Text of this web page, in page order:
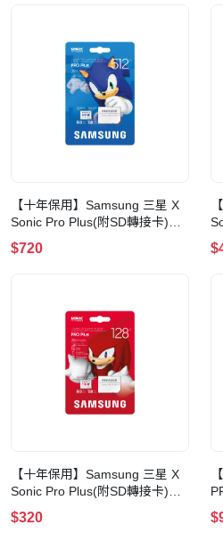
【十年保用】Samsung 三星 X
Sonic Pro Plus(附SD轉接卡)
microSD 記憶卡(512GB-索尼
克)
$720
【十年保用】Samsung 三星 X
Sonic Pro Plus(附SD轉接卡)
microSD 記憶卡(128GB-納克魯
斯)
$320